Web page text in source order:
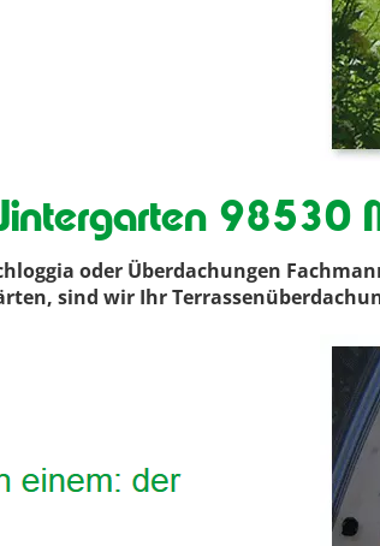
98530
oder Überdachungen
sind wir Ihr